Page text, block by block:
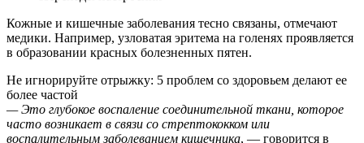
Кожные и кишечные заболевания тесно связаны, отмечают
медики. Например, узловатая эритема на голенях проявляется
в образовании красных болезненных пятен.
Не игнорируйте отрыжку: 5 проблем со здоровьем делают ее
более частой
— Это глубокое воспаление соединительной ткани, которое
часто возникает в связи со стрептококком или
воспалительным заболеванием кишечника, — говорится в